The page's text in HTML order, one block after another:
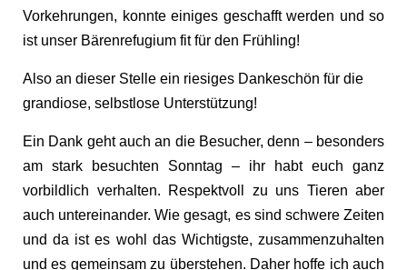
Vorkehrungen, konnte einiges geschafft werden und so
ist unser Bärenrefugium fit für den Frühling!
Also an dieser Stelle ein riesiges Dankeschön für die
grandiose, selbstlose Unterstützung!
Ein Dank geht auch an die Besucher, denn – besonders
am stark besuchten Sonntag – ihr habt euch ganz
vorbildlich verhalten. Respektvoll zu uns Tieren aber
auch untereinander. Wie gesagt, es sind schwere Zeiten
und da ist es wohl das Wichtigste, zusammenzuhalten
und es gemeinsam zu überstehen. Daher hoffe ich auch